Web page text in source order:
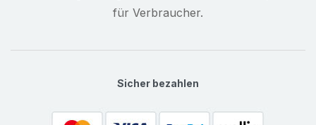
für Verbraucher.
Sicher bezahlen